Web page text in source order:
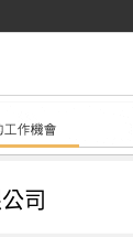
司